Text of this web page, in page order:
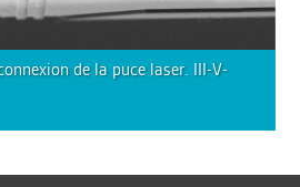
de la puce laser. III-V-